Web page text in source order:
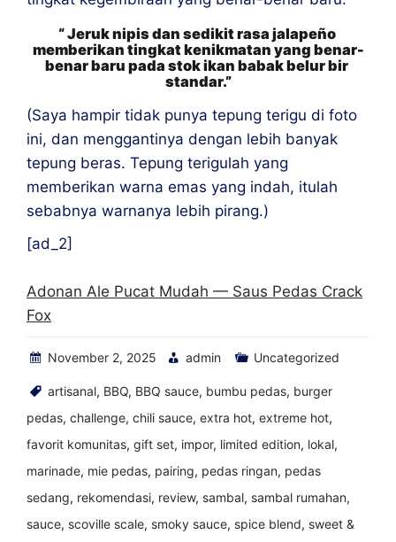
“ Jeruk nipis dan sedikit rasa jalapeño
memberikan tingkat kenikmatan yang benar-
benar baru pada stok ikan babak belur bir
standar.”
(Saya hampir tidak punya tepung terigu di foto
ini, dan menggantinya dengan lebih banyak
tepung beras. Tepung terigulah yang
memberikan warna emas yang indah, itulah
sebabnya warnanya lebih pirang.)
[ad_2]
Adonan Ale Pucat Mudah — Saus Pedas Crack
Fox
November 2, 2025 admin Uncategorized
artisanal, BBQ, BBQ sauce, bumbu pedas, burger
pedas, challenge, chili sauce, extra hot, extreme hot,
favorit komunitas, gift set, impor, limited edition, lokal,
marinade, mie pedas, pairing, pedas ringan, pedas
sedang, rekomendasi, review, sambal, sambal rumahan,
sauce, scoville scale, smoky sauce, spice blend, sweet &